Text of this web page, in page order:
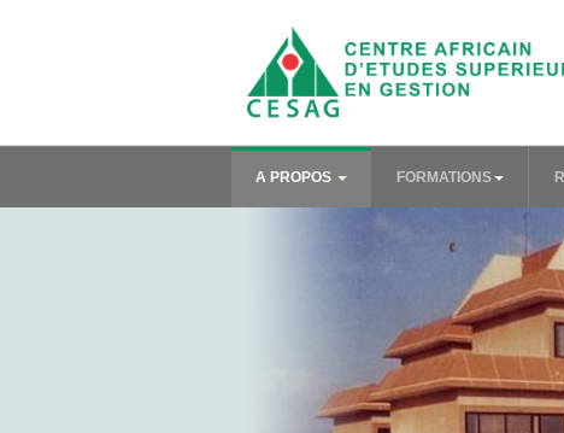
A PROPOS FORMATIONS